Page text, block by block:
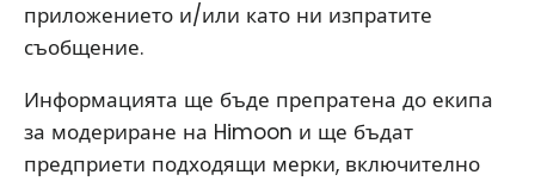
приложението и/или като ни изпратите
съобщение.
Информацията ще бъде препратена до екипа
за модериране на Himoon и ще бъдат
предприети подходящи мерки, включително